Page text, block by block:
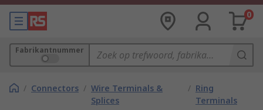
0
Fabrikantnummer
/ Connectors / Wire Terminals &
Splices
/ Ring
Terminals